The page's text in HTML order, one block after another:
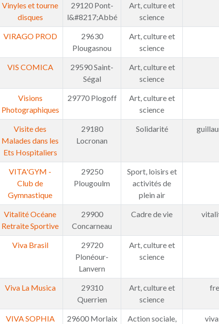
Vinyles et tourne
disques
29120 Pont-
l&#8217;Abbé
Art, culture et
science
VIRAGO PROD
29630
Plougasnou
Art, culture et
science
VIS COMICA
29590 Saint-
Ségal
Art, culture et
science
Visions
Photographiques
29770 Plogoff
Art, culture et
science
Visite des
Malades dans les
Ets Hospitaliers
29180
Locronan
Solidarité
VITA'GYM -
Club de
Gymnastique
29250
Plougoulm
Sport, loisirs et
activités de
plein air
Vitalité Océane
Retraite Sportive
29900
Concarneau
Cadre de vie
Viva Brasil
29720
Plonéour-
Lanvern
Art, culture et
science
Viva La Musica
29310
Querrien
Art, culture et
science
VIVA SOPHIA 29600 Morlaix Action sociale,